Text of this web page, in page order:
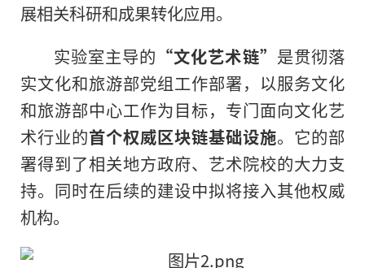
展相关科研和成果转化应用。
实验室主导的 “文化艺术链” 是贯彻落
实文化和旅游部党组工作部署，以服务文化
和旅游部中心工作为目标，专门面向文化艺
术行业的首个权威区块链基础设施。它的部
署得到了相关地方政府、艺术院校的大力支
持。同时在后续的建设中拟将接入其他权威
机构。